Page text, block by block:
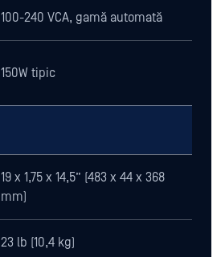
100-240 VCA, gamă automată
150W tipic
19 x 1,75 x 14,5” (483 x 44 x 368
mm)
23 lb (10,4 kg)